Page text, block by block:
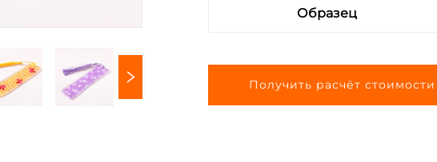
Образец
Получить расчёт стоимости